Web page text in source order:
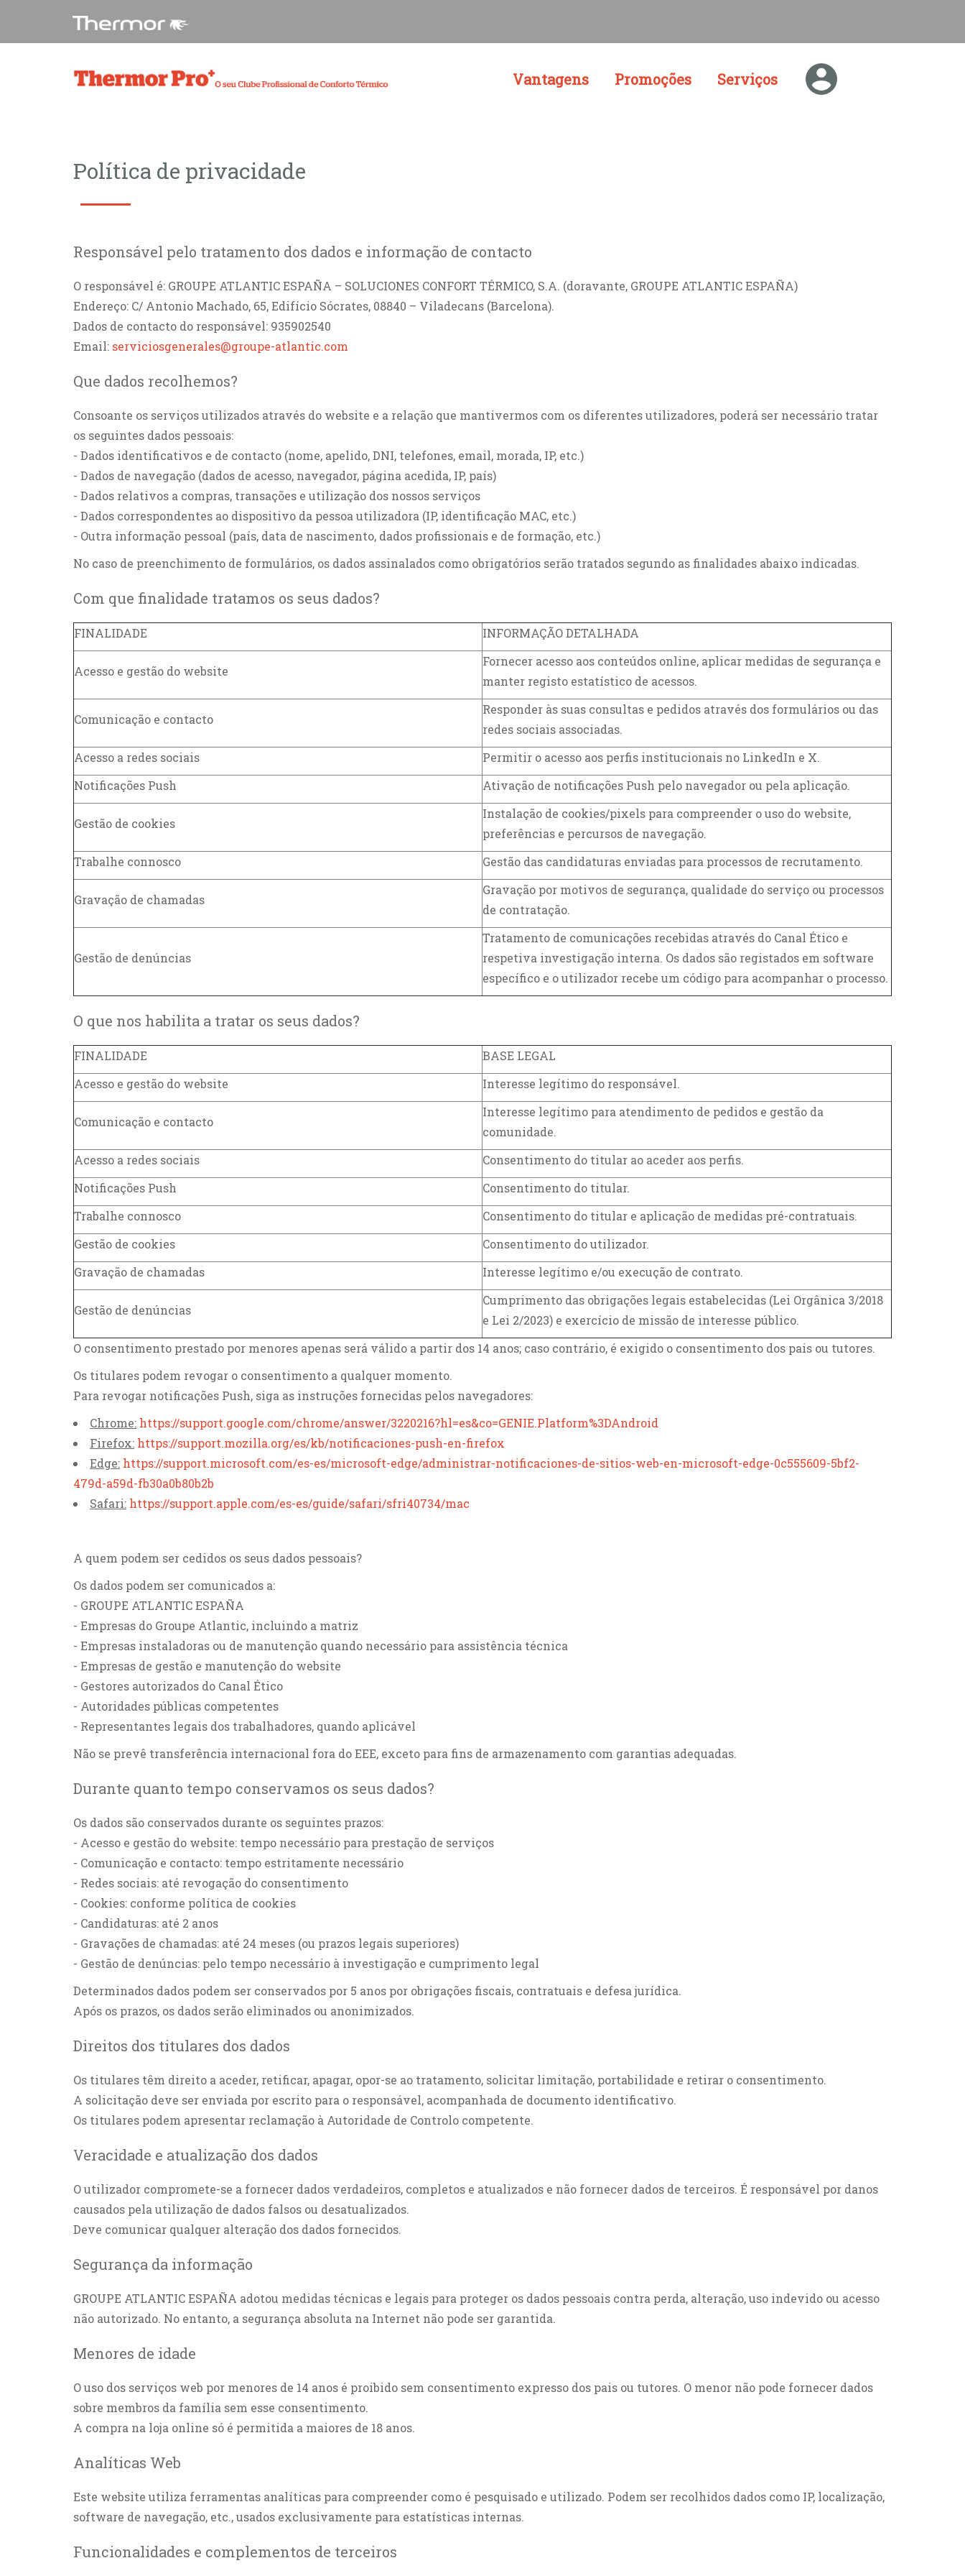
Vantagens Promoções Serviços
Política de privacidade
Responsável pelo tratamento dos dados e informação de contacto
O responsável é: GROUPE ATLANTIC ESPAÑA – SOLUCIONES CONFORT TÉRMICO, S.A. (doravante, GROUPE ATLANTIC ESPAÑA)
Endereço: C/ Antonio Machado, 65, Edifício Sócrates, 08840 – Viladecans (Barcelona).
Dados de contacto do responsável: 935902540
Email: serviciosgenerales@groupe-atlantic.com
Que dados recolhemos?
Consoante os serviços utilizados através do website e a relação que mantivermos com os diferentes utilizadores, poderá ser necessário tratar
os seguintes dados pessoais:
- Dados identificativos e de contacto (nome, apelido, DNI, telefones, email, morada, IP, etc.)
- Dados de navegação (dados de acesso, navegador, página acedida, IP, país)
- Dados relativos a compras, transações e utilização dos nossos serviços
- Dados correspondentes ao dispositivo da pessoa utilizadora (IP, identificação MAC, etc.)
- Outra informação pessoal (país, data de nascimento, dados profissionais e de formação, etc.)
No caso de preenchimento de formulários, os dados assinalados como obrigatórios serão tratados segundo as finalidades abaixo indicadas.
Com que finalidade tratamos os seus dados?
FINALIDADE INFORMAÇÃO DETALHADA
Acesso e gestão do website
Fornecer acesso aos conteúdos online, aplicar medidas de segurança e
manter registo estatístico de acessos.
Comunicação e contacto
Responder às suas consultas e pedidos através dos formulários ou das
redes sociais associadas.
Acesso a redes sociais
Permitir o acesso aos perfis institucionais no LinkedIn e X.
Notificações Push
Ativação de notificações Push pelo navegador ou pela aplicação.
Gestão de cookies
Instalação de cookies/pixels para compreender o uso do website,
preferências e percursos de navegação.
Trabalhe connosco
Gestão das candidaturas enviadas para processos de recrutamento.
Gravação de chamadas
Gravação por motivos de segurança, qualidade do serviço ou processos
de contratação.
Gestão de denúncias
Tratamento de comunicações recebidas através do Canal Ético e
respetiva investigação interna. Os dados são registados em software
específico e o utilizador recebe um código para acompanhar o processo.
O que nos habilita a tratar os seus dados?
FINALIDADE
BASE LEGAL
Acesso e gestão do website
Interesse legítimo do responsável.
Comunicação e contacto
Interesse legítimo para atendimento de pedidos e gestão da
comunidade.
Acesso a redes sociais
Consentimento do titular ao aceder aos perfis.
Notificações Push
Consentimento do titular.
Trabalhe connosco
Consentimento do titular e aplicação de medidas pré-contratuais.
Gestão de cookies
Consentimento do utilizador.
Gravação de chamadas
Interesse legítimo e/ou execução de contrato.
Gestão de denúncias
Cumprimento das obrigações legais estabelecidas (Lei Orgânica 3/2018
e Lei 2/2023) e exercício de missão de interesse público.
O consentimento prestado por menores apenas será válido a partir dos 14 anos; caso contrário, é exigido o consentimento dos pais ou tutores.
Os titulares podem revogar o consentimento a qualquer momento.
Para revogar notificações Push, siga as instruções fornecidas pelos navegadores:
Chrome: https://support.google.com/chrome/answer/3220216?hl=es&co=GENIE.Platform%3DAndroid
Firefox: https://support.mozilla.org/es/kb/notificaciones-push-en-firefox
Edge: https://support.microsoft.com/es-es/microsoft-edge/administrar-notificaciones-de-sitios-web-en-microsoft-edge-0c555609-5bf2-
479d-a59d-fb30a0b80b2b
Safari: https://support.apple.com/es-es/guide/safari/sfri40734/mac
A quem podem ser cedidos os seus dados pessoais?
Os dados podem ser comunicados a:
- GROUPE ATLANTIC ESPAÑA
- Empresas do Groupe Atlantic, incluindo a matriz
- Empresas instaladoras ou de manutenção quando necessário para assistência técnica
- Empresas de gestão e manutenção do website
- Gestores autorizados do Canal Ético
- Autoridades públicas competentes
- Representantes legais dos trabalhadores, quando aplicável
Não se prevê transferência internacional fora do EEE, exceto para fins de armazenamento com garantias adequadas.
Durante quanto tempo conservamos os seus dados?
Os dados são conservados durante os seguintes prazos:
- Acesso e gestão do website: tempo necessário para prestação de serviços
- Comunicação e contacto: tempo estritamente necessário
- Redes sociais: até revogação do consentimento
- Cookies: conforme política de cookies
- Candidaturas: até 2 anos
- Gravações de chamadas: até 24 meses (ou prazos legais superiores)
- Gestão de denúncias: pelo tempo necessário à investigação e cumprimento legal
Determinados dados podem ser conservados por 5 anos por obrigações fiscais, contratuais e defesa jurídica.
Após os prazos, os dados serão eliminados ou anonimizados.
Direitos dos titulares dos dados
Os titulares têm direito a aceder, retificar, apagar, opor-se ao tratamento, solicitar limitação, portabilidade e retirar o consentimento.
A solicitação deve ser enviada por escrito para o responsável, acompanhada de documento identificativo.
Os titulares podem apresentar reclamação à Autoridade de Controlo competente.
Veracidade e atualização dos dados
O utilizador compromete-se a fornecer dados verdadeiros, completos e atualizados e não fornecer dados de terceiros. É responsável por danos
causados pela utilização de dados falsos ou desatualizados.
Deve comunicar qualquer alteração dos dados fornecidos.
Segurança da informação
GROUPE ATLANTIC ESPAÑA adotou medidas técnicas e legais para proteger os dados pessoais contra perda, alteração, uso indevido ou acesso
não autorizado. No entanto, a segurança absoluta na Internet não pode ser garantida.
Menores de idade
O uso dos serviços web por menores de 14 anos é proibido sem consentimento expresso dos pais ou tutores. O menor não pode fornecer dados
sobre membros da família sem esse consentimento.
A compra na loja online só é permitida a maiores de 18 anos.
Analíticas Web
Este website utiliza ferramentas analíticas para compreender como é pesquisado e utilizado. Podem ser recolhidos dados como IP, localização,
software de navegação, etc., usados exclusivamente para estatísticas internas.
Funcionalidades e complementos de terceiros